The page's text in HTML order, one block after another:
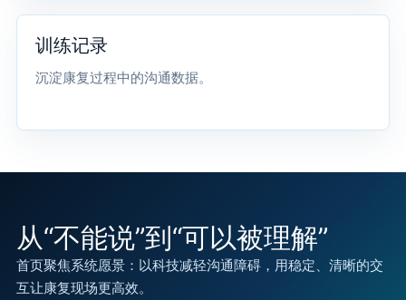
训练记录
沉淀康复过程中的沟通数据。
从“不能说”到“可以被理解”
首页聚焦系统愿景：以科技减轻沟通障碍，用稳定、清晰的交
互让康复现场更高效。